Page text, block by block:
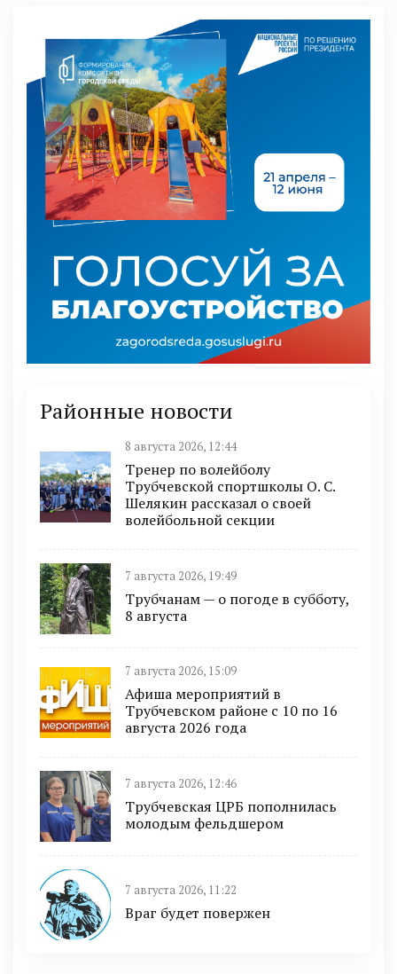
Районные новости
8 августа 2026, 12:44
Тренер по волейболу
Трубчевской спортшколы О. С.
Шелякин рассказал о своей
волейбольной секции
7 августа 2026, 19:49
Трубчанам — о погоде в субботу,
8 августа
7 августа 2026, 15:09
Афиша мероприятий в
Трубчевском районе с 10 по 16
августа 2026 года
7 августа 2026, 12:46
Трубчевская ЦРБ пополнилась
молодым фельдшером
7 августа 2026, 11:22
Враг будет повержен